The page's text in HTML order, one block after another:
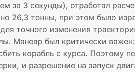
за 3 секунды), отработал
26,3 тонны, при этом было
точного изменения
Маневр был критически
корабль с курса. Поэтому
и разрешение на запуск